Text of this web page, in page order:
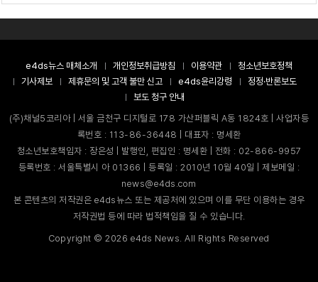
e4ds뉴스 매체소개 개인정보취급방침 이용약관
청소년보호정책
기사제보
제휴문의 및 고객 불만 신고 e4ds윤리강령
정정·반론보도
보도 청구 안내
(주)채널5코리아 | 서울 금천구 디지털로 178 가산퍼블릭 A동 1824호 | 사업자등
록번호 : 113-86-36448 | 대표자 : 명세환
청소년보호책임자 : 장은성 | 발행인, 편집인 : 명세환 | 전화 : 02-866-9957
등록번호 : 서울특별시 아 01366 | 등록일 : 2010년 10월 40일 | 제보메일 :
news@e4ds.com
본 콘텐츠의 저작권은 e4ds뉴스 또는 제공처에 있으며 이를 무단 이용하는 경우
저작권법 등에 따라 법적책임을 질 수 있습니다.
Copyright ©2026 e4ds News. All Rights Reserved